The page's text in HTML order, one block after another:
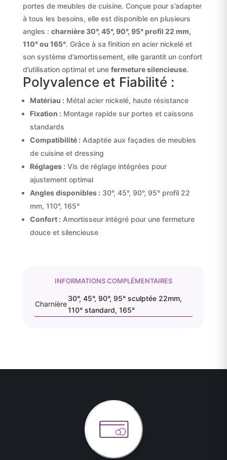
portes de meubles de cuisine. Conçue pour s’adapter
à tous les besoins, elle est disponible en plusieurs
angles : charnière 30°, 45°, 90°, 95° profil 22 mm,
110° ou 165°. Grâce à sa finition en acier nickelé et
son système d’amortissement, elle garantit un confort
d’utilisation optimal et une fermeture silencieuse.
Polyvalence et Fiabilité :
Matériau :Métal acier nickelé, haute résistance
Fixation :Montage rapide sur portes et caissons
standards
Compatibilité :Adaptée aux façades de meubles
de cuisine et dressing
Réglages :Vis de réglage intégrées pour
ajustement optimal
Angles disponibles :30°, 45°, 90°, 95° profil 22
mm, 110°, 165°
Confort :Amortisseur intégré pour une fermeture
douce et silencieuse
INFORMATIONS COMPLÉMENTAIRES
Charnière
30°, 45°, 90°, 95° sculptée 22mm,
110° standard, 165°